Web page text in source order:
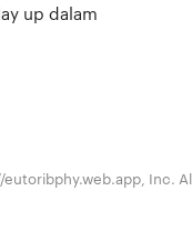
up dalam
Inc.